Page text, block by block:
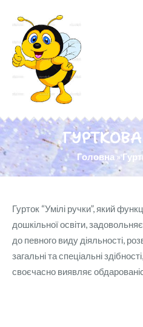
Головна»
Гурток “Умілі ручки”, який
дошкільної освіти,
до певного виду діяльності,
загальні та спеціальні
своєчасно виявляє